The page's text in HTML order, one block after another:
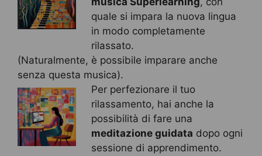
quale si impara la nuova lingua
in modo completamente
rilassato.
(Naturalmente, è possibile imparare anche
senza questa musica).
Per perfezionare il tuo
rilassamento, hai anche la
possibilità di fare una
meditazione guidata dopo ogni
sessione di apprendimento.